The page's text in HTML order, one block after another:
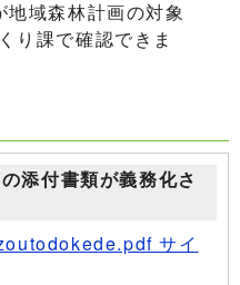
域森林計画の対象
り課で確認できま
添付書類が義務化さ
サイ